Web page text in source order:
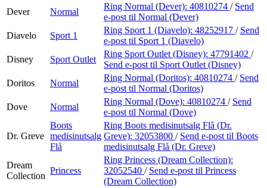
Dever
Normal
Ring Normal (Dever): 40810274 / Send
e-post til Normal (Dever)
Diavelo
Sport 1
Ring Sport 1 (Diavelo): 48252917 / Send
e-post til Sport 1 (Diavelo)
Disney
Sport Outlet
Ring Sport Outlet (Disney): 47791402 /
Send e-post til Sport Outlet (Disney)
Doritos
Normal
Ring Normal (Doritos): 40810274 / Send
e-post til Normal (Doritos)
Dove
Normal
Ring Normal (Dove): 40810274 / Send
e-post til Normal (Dove)
Dr. Greve
Boots
medisinutsalg
Flå
Ring Boots medisinutsalg Flå (Dr.
Greve): 32053800 / Send e-post til Boots
medisinutsalg Flå (Dr. Greve)
Dream
Collection
Princess
Ring Princess (Dream Collection):
32052540 / Send e-post til Princess
(Dream Collection)